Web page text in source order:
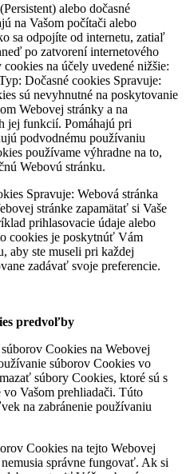
alebo dočasné
na Vašom počítači alebo
sa odpojíte od internetu, zatiaľ
po zatvorení internetového
na účely uvedené nižšie:
Dočasné cookies Spravuje:
sú nevyhnutné na poskytovanie
Webovej stránky a na
jej funkcií. Pomáhajú pri
podvodnému používaniu
používame výhradne na to,
Webovú stránku.
Spravuje: Webová stránka
stránke zapamätať si Vaše
prihlasovacie údaje alebo
cookies je poskytnúť Vám
aby ste museli pri každej
zadávať svoje preferencie.
predvoľby
Cookies na Webovej
súborov Cookies vo
súbory Cookies, ktoré sú s
Vašom prehliadači. Túto
na zabránenie používaniu
Cookies na tejto Webovej
správne fungovať. Ak si